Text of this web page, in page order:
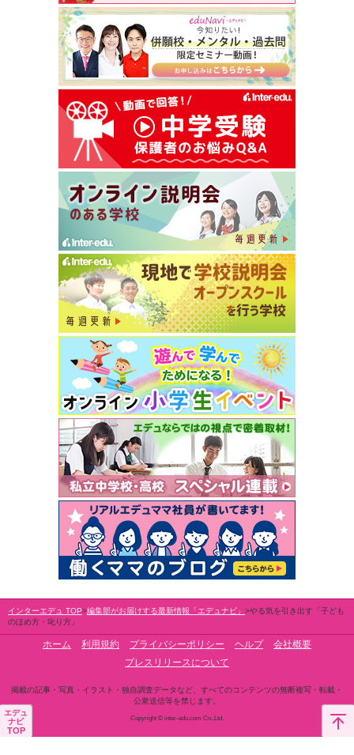
インターエデュ TOP 編集部がお届けする最新情報「エデュナビ」
やる気を引き出す「子ども
のほめ方・叱り方」
ホーム 利用規約 プライバシーポリシー ヘルプ
会社概要
プレスリリースについて
掲載の記事・写真・イラスト・独自調査データなど、すべてのコンテンツの無断複写・転載・
公衆送信等を禁じます。
Copyright © inter-edu.com Co.,Ltd.
エデュ
ナビ
TOP